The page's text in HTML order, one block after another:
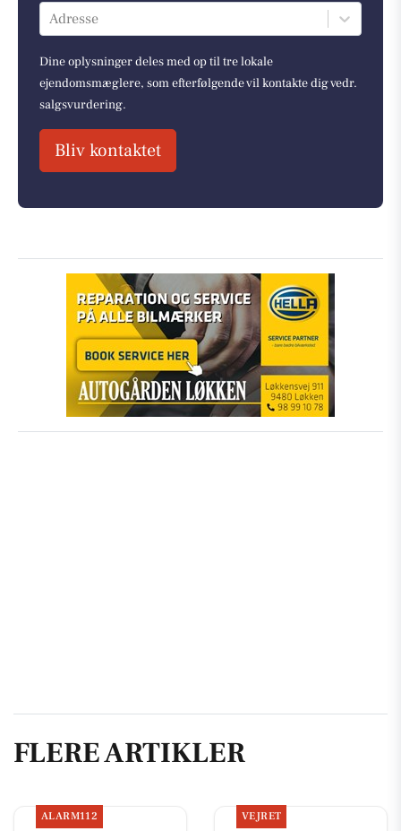
Adresse
Dine oplysninger deles med op til tre lokale
ejendomsmæglere, som efterfølgende vil kontakte dig vedr.
salgsvurdering.
Bliv kontaktet
FLERE ARTIKLER
ALARM112 VEJRET